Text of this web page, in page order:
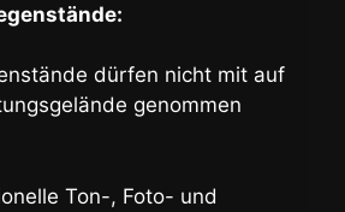
dürfen nicht mit auf
genommen
Ton-, Foto- und